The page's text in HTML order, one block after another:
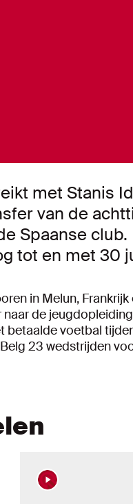
met Stanis
van de
Spaanse
tot en met 30
in Melun, Frankrijk
de
voetbal
23 wedstrijden